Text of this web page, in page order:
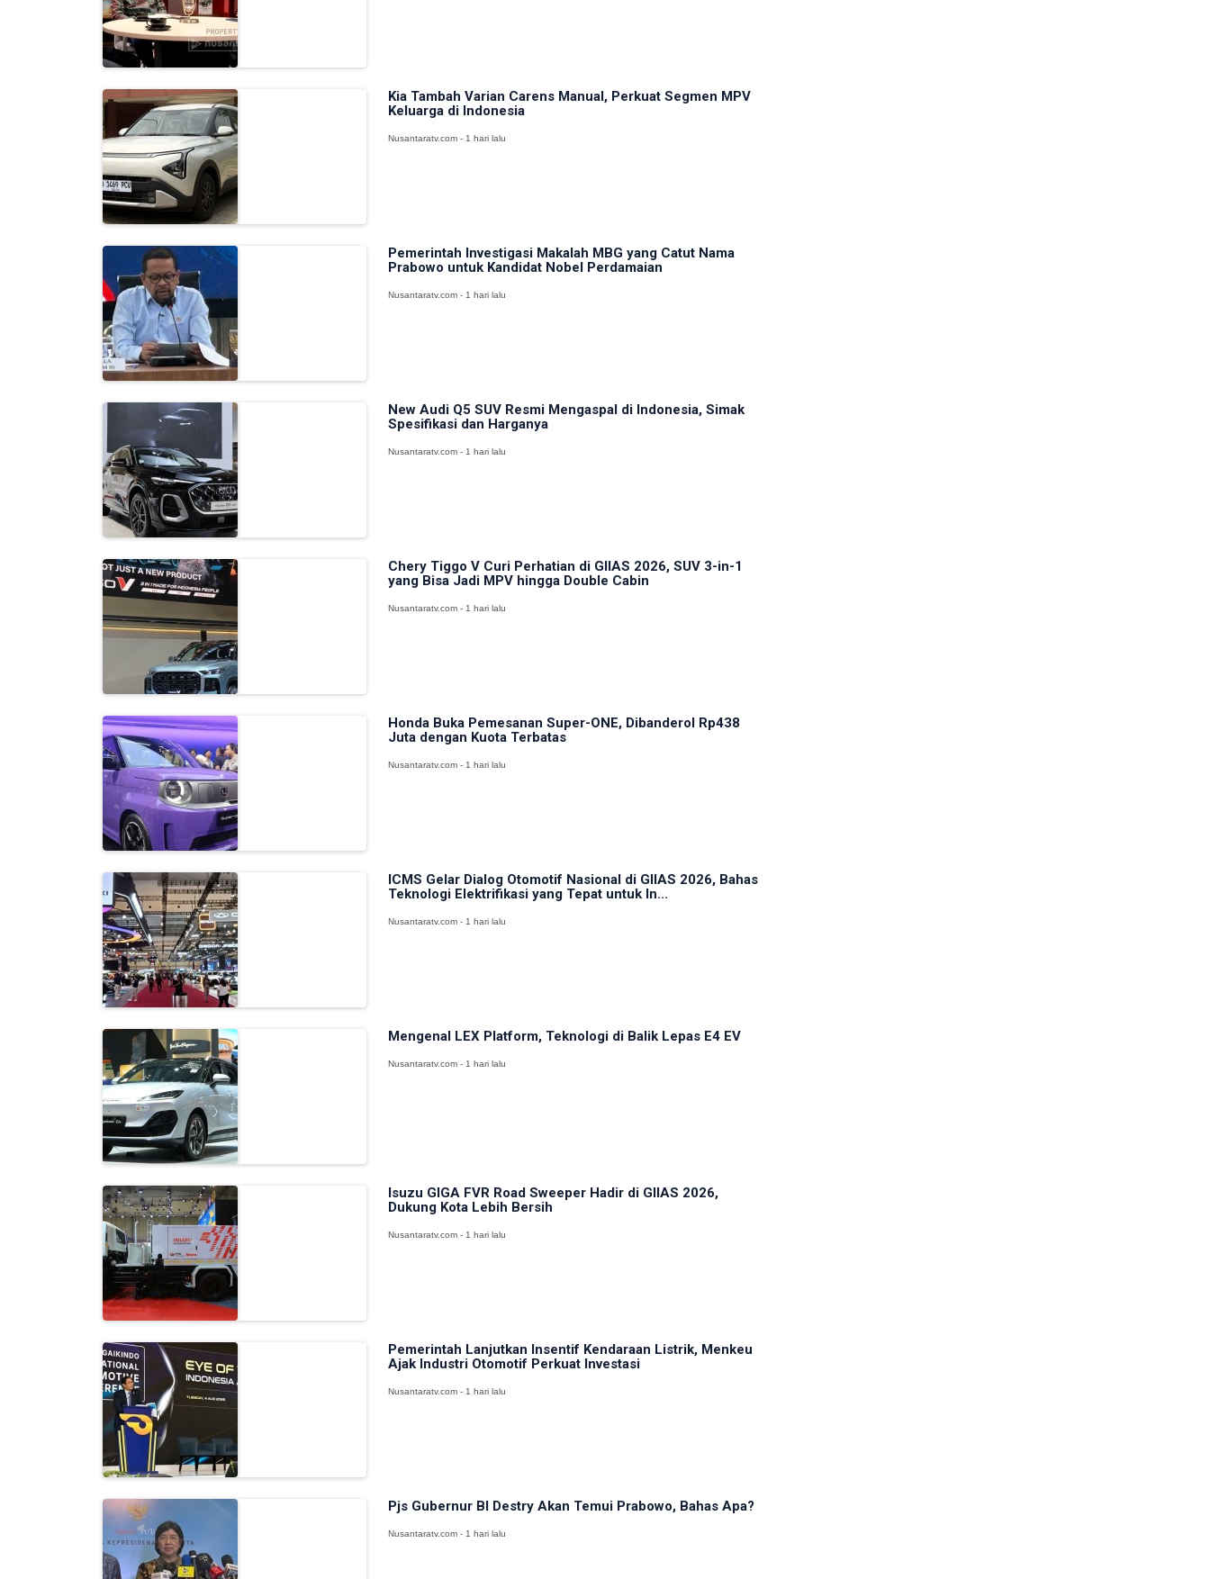
Kia Tambah Varian Carens Manual, Perkuat Segmen MPV
Keluarga di Indonesia
Nusantaratv.com - 1 hari lalu
Pemerintah Investigasi Makalah MBG yang Catut Nama
Prabowo untuk Kandidat Nobel Perdamaian
Nusantaratv.com - 1 hari lalu
New Audi Q5 SUV Resmi Mengaspal di Indonesia, Simak
Spesifikasi dan Harganya
Nusantaratv.com - 1 hari lalu
Chery Tiggo V Curi Perhatian di GIIAS 2026, SUV 3-in-1
yang Bisa Jadi MPV hingga Double Cabin
Nusantaratv.com - 1 hari lalu
Honda Buka Pemesanan Super-ONE, Dibanderol Rp438
Juta dengan Kuota Terbatas
Nusantaratv.com - 1 hari lalu
ICMS Gelar Dialog Otomotif Nasional di GIIAS 2026, Bahas
Teknologi Elektrifikasi yang Tepat untuk In...
Nusantaratv.com - 1 hari lalu
Mengenal LEX Platform, Teknologi di Balik Lepas E4 EV
Nusantaratv.com - 1 hari lalu
Isuzu GIGA FVR Road Sweeper Hadir di GIIAS 2026,
Dukung Kota Lebih Bersih
Nusantaratv.com - 1 hari lalu
Pemerintah Lanjutkan Insentif Kendaraan Listrik, Menkeu
Ajak Industri Otomotif Perkuat Investasi
Nusantaratv.com - 1 hari lalu
Pjs Gubernur BI Destry Akan Temui Prabowo, Bahas Apa?
Nusantaratv.com - 1 hari lalu